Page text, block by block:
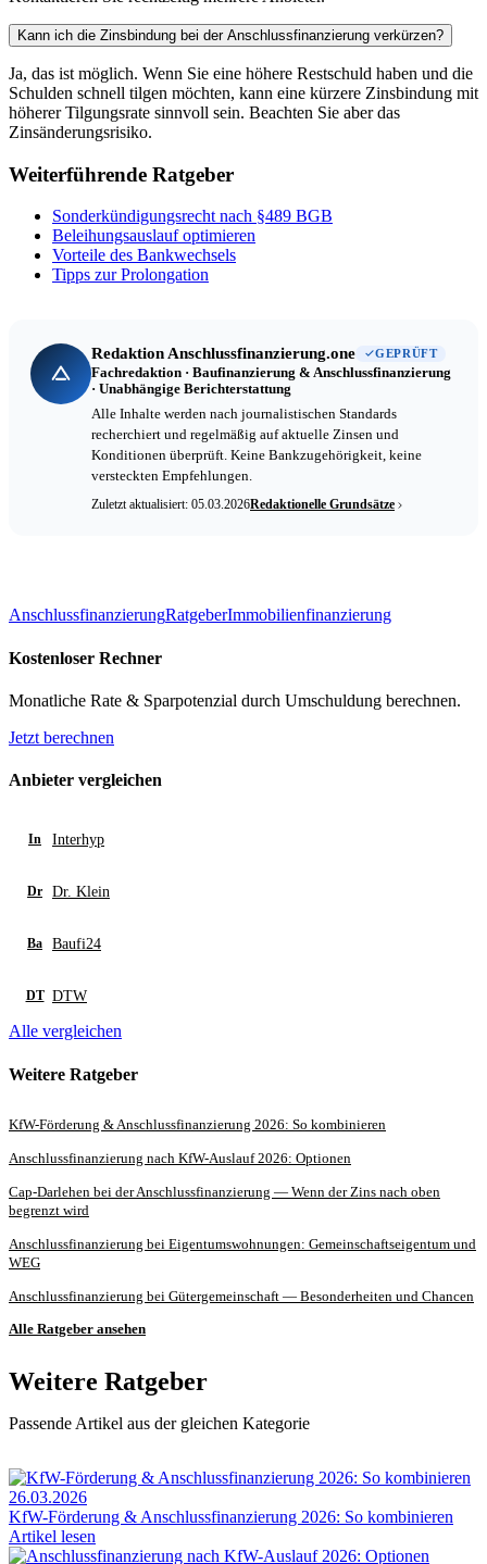
Kann ich die Zinsbindung bei der Anschlussfinanzierung verkürzen?
Ja, das ist möglich. Wenn Sie eine höhere Restschuld haben und die
Schulden schnell tilgen möchten, kann eine kürzere Zinsbindung mit
höherer Tilgungsrate sinnvoll sein. Beachten Sie aber das
Zinsänderungsrisiko.
Weiterführende Ratgeber
Sonderkündigungsrecht nach §489 BGB
Beleihungsauslauf optimieren
Vorteile des Bankwechsels
Tipps zur Prolongation
Redaktion Anschlussfinanzierung.one GEPRÜFT
Fachredaktion · Baufinanzierung & Anschlussfinanzierung
· Unabhängige Berichterstattung
Alle Inhalte werden nach journalistischen Standards
recherchiert und regelmäßig auf aktuelle Zinsen und
Konditionen überprüft. Keine Bankzugehörigkeit, keine
versteckten Empfehlungen.
Zuletzt aktualisiert: 05.03.2026Redaktionelle Grundsätze
AnschlussfinanzierungRatgeberImmobilienfinanzierung
Kostenloser Rechner
Monatliche Rate & Sparpotenzial durch Umschuldung berechnen.
Jetzt berechnen
Anbieter vergleichen
In Interhyp
Dr Dr. Klein
Ba Baufi24
DT DTW
Alle vergleichen
Weitere Ratgeber
KfW-Förderung & Anschlussfinanzierung 2026: So kombinieren
Anschlussfinanzierung nach KfW-Auslauf 2026: Optionen
Cap-Darlehen bei der Anschlussfinanzierung — Wenn der Zins nach oben
begrenzt wird
Anschlussfinanzierung bei Eigentumswohnungen: Gemeinschaftseigentum und
WEG
Anschlussfinanzierung bei Gütergemeinschaft — Besonderheiten und Chancen
Alle Ratgeber ansehen
Weitere Ratgeber
Passende Artikel aus der gleichen Kategorie
26.03.2026
KfW-Förderung & Anschlussfinanzierung 2026: So kombinieren
Artikel lesen